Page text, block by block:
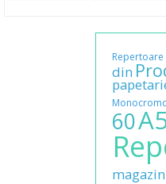
Repertoare
din
60
magazin